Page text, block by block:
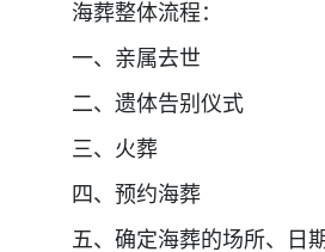
海葬整体流程：
一、亲属去世
二、遗体告别仪式
三、火葬
四、预约海葬
五、确定海葬的场所、日期